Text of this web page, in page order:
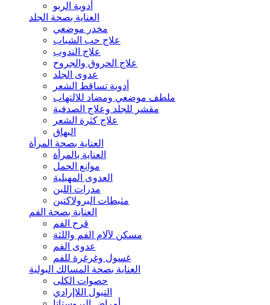
أدوية الربو
العناية بصحة الجلد
مخدر موضعي
علاج حب الشباب
علاج الندوب
علاج الحروق والجروح
عدوى الجلد
أدوية تساقط الشعر
ملطف موضعي ومضاد للالتهاب
مقشر للجلد وعلاج الصدفية
علاج كثرة الشعر
البهاق
العناية بصحة المرأة
العناية بالمرأة
موانع الحمل
العدوى المهبلية
مدرات اللبن
مثبطات البرولاكتين
العناية بصحة الفم
قرح الفم
مسكن لآلام الفم واللثة
عدوى الفم
غسول وغرغرة للفم
العناية بصحة المسالك البولية
حصوات الكلى
التبول اللاإرادي